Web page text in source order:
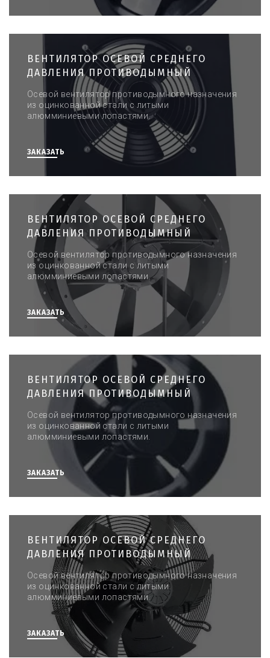
ВЕНТИЛЯТОР ОСЕВОЙ СРЕДНЕГО
ДАВЛЕНИЯ ПРОТИВОДЫМНЫЙ
Осевой вентилятор противодымного назначения
из оцинкованной стали с литыми
алюмминиевыми лопастями.
ЗАКАЗАТЬ
ВЕНТИЛЯТОР ОСЕВОЙ СРЕДНЕГО
ДАВЛЕНИЯ ПРОТИВОДЫМНЫЙ
Осевой вентилятор противодымного назначения
из оцинкованной стали с литыми
алюмминиевыми лопастями.
ЗАКАЗАТЬ
ВЕНТИЛЯТОР ОСЕВОЙ СРЕДНЕГО
ДАВЛЕНИЯ ПРОТИВОДЫМНЫЙ
Осевой вентилятор противодымного назначения
из оцинкованной стали с литыми
алюмминиевыми лопастями.
ЗАКАЗАТЬ
ВЕНТИЛЯТОР ОСЕВОЙ СРЕДНЕГО
ДАВЛЕНИЯ ПРОТИВОДЫМНЫЙ
Осевой вентилятор противодымного назначения
из оцинкованной стали с литыми
алюмминиевыми лопастями.
ЗАКАЗАТЬ